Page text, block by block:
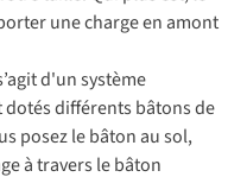
une charge en amont
d'un système
différents bâtons de
posez le bâton au sol,
à travers le bâton